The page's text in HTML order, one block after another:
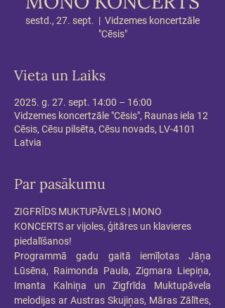
sestd., 27. sept.
  |
Vidzemes koncertzāle
"Cēsis"
Vieta un Laiks
2025. g. 27. sept. 14:00 – 16:00
Vidzemes koncertzāle "Cēsis", Raunas iela 12
Cēsis, Cēsu pilsēta, Cēsu novads, LV-4101
Latvia
Par pasākumu
ZIGFRĪDS MUKTUPĀVELS | MONO
KONCERTS ar vijoles, ģitāres un klavieres
piedalīšanos!
Programmā gadu gaitā iemīļotas Jāņa
Lūsēna, Raimonda Paula, Zigmara Liepiņa,
Imanta Kalniņa un Zigfrīda Muktupāvela
melodijas ar Austras Skujiņas, Māras Zālītes,